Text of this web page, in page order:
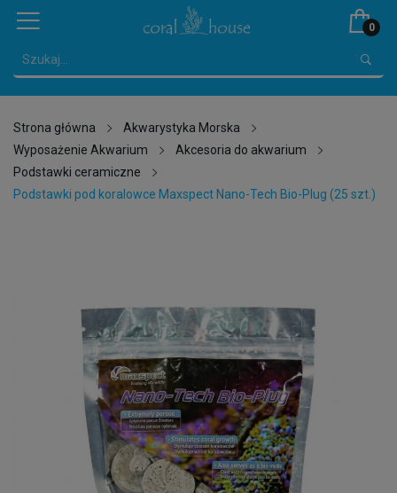
0
Strona główna
Akwarystyka Morska
Wyposażenie Akwarium
Akcesoria do akwarium
Podstawki ceramiczne
Podstawki pod koralowce Maxspect Nano-Tech Bio-Plug (25 szt.)